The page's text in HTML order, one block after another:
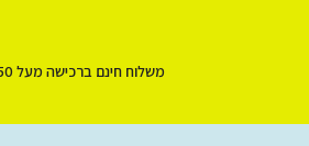
משלוח חינם ברכישה מעל 150 ש"ח